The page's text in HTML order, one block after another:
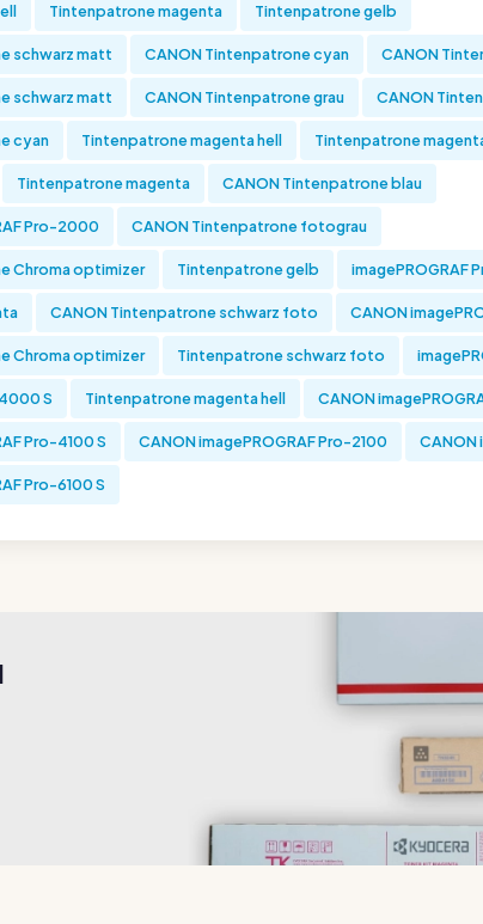
Tintenpatrone magenta Tintenpatrone gelb
schwarz matt CANON Tintenpatrone cyan CANON
schwarz matt CANON Tintenpatrone grau CANON
cyan Tintenpatrone magenta hell Tintenpatrone
Tintenpatrone magenta CANON Tintenpatrone blau
Pro-2000 CANON Tintenpatrone fotograu
Chroma optimizer Tintenpatrone gelb imagePROGRAF
CANON Tintenpatrone schwarz foto CANON
Chroma optimizer Tintenpatrone schwarz foto
S Tintenpatrone magenta hell CANON
Pro-4100 S CANON imagePROGRAF Pro-2100 CANON
Pro-6100 S